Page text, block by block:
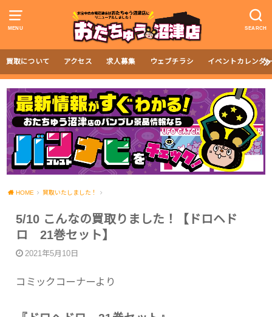
MENU SEARCH
買取について アクセス 求人募集 ウェブチラシ イベントカレンダ
HOME 買取いたしました！
5/10 こんなの買取りました！【ドロヘド
ロ 21巻セット】
2021年5月10日
コミックコーナーより